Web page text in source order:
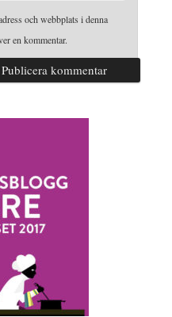
och webbplats i denna
en kommentar.